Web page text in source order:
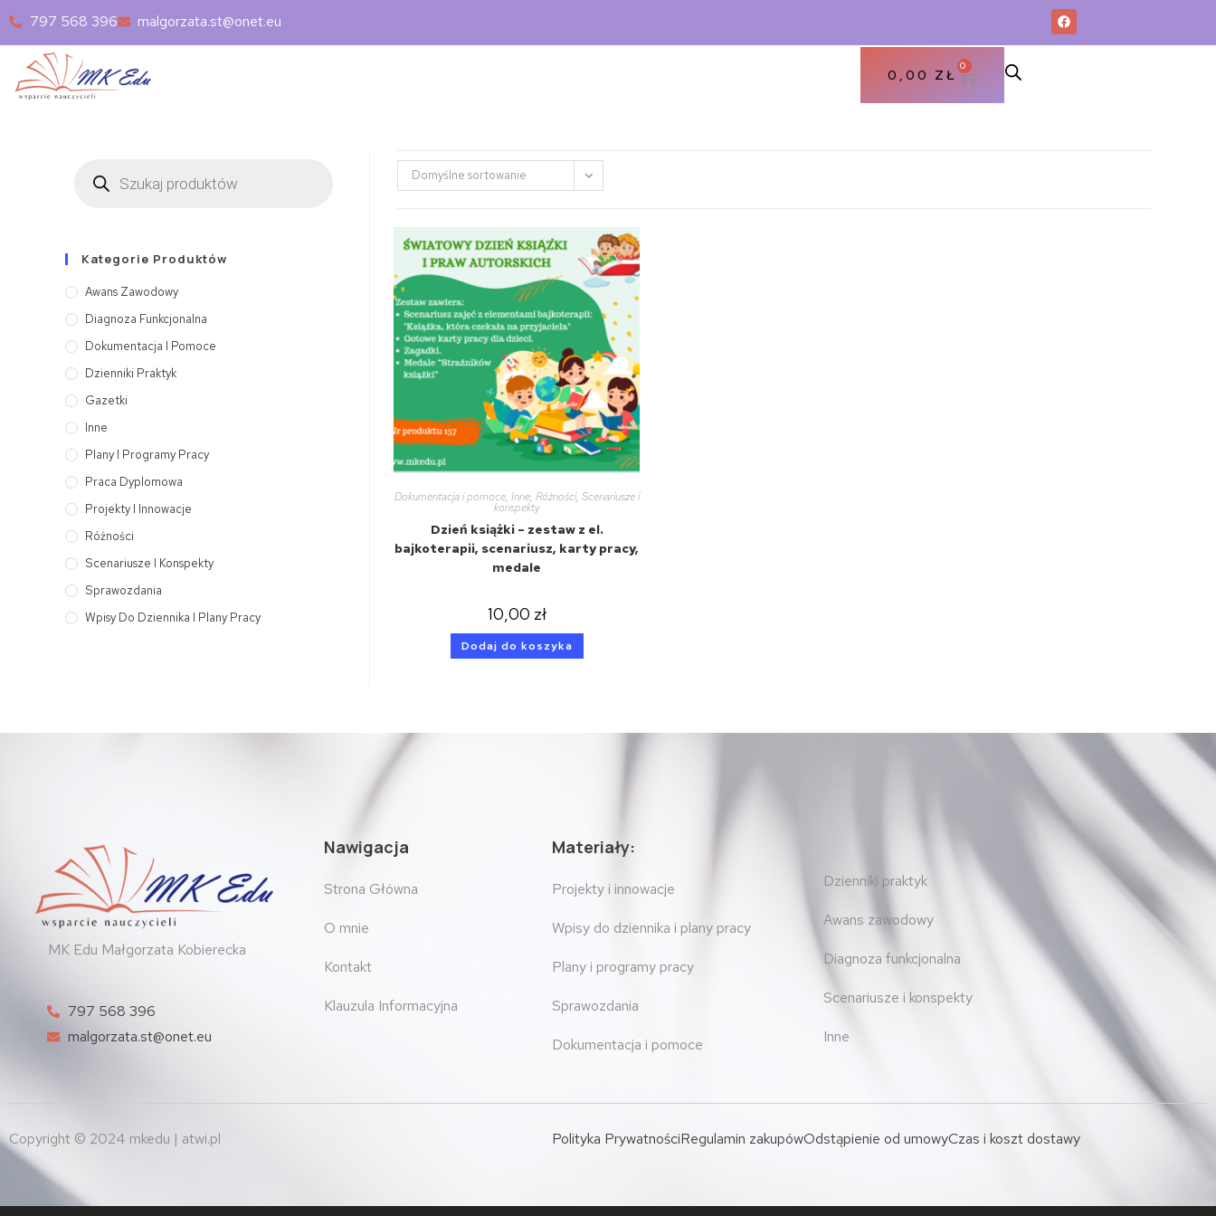
797 568 396 malgorzata.st@onet.eu
0,00 ZŁ
0
Domyślne sortowanie
Dokumentacja i pomoce, Inne, Różności, Scenariusze i
konspekty
Dzień książki – zestaw z el.
bajkoterapii, scenariusz, karty pracy,
medale
10,00 zł
Dodaj do koszyka
Kategorie Produktów
Awans Zawodowy
Diagnoza Funkcjonalna
Dokumentacja I Pomoce
Dzienniki Praktyk
Gazetki
Inne
Plany I Programy Pracy
Praca Dyplomowa
Projekty I Innowacje
Różności
Scenariusze I Konspekty
Sprawozdania
Wpisy Do Dziennika I Plany Pracy
MK Edu Małgorzata Kobierecka
797 568 396
malgorzata.st@onet.eu
Nawigacja
Strona Główna
O mnie
Kontakt
Klauzula Informacyjna
Materiały:
Projekty i innowacje
Wpisy do dziennika i plany pracy
Plany i programy pracy
Sprawozdania
Dokumentacja i pomoce
Dzienniki praktyk
Awans zawodowy
Diagnoza funkcjonalna
Scenariusze i konspekty
Inne
Copyright © 2024 mkedu | atwi.pl Polityka PrywatnościRegulamin zakupówOdstąpienie od umowyCzas i koszt dostawy